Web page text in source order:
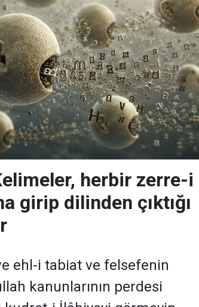
herbir zerre-i
girip dilinden çıktığı
ehl-i tabiat ve felsefenin
kanunlarının perdesi